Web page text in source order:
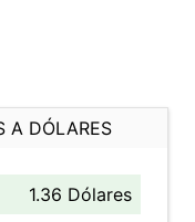
A DÓLARES
1.36 Dólares